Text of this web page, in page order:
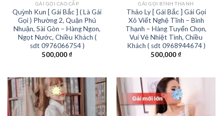
GÁI GỌI CAO CẤP
Quỳnh Kun [ Gái Bắc ] ( Là Gái
Gọi ) Phường 2, Quận Phú
Nhuận, Sài Gòn – Hàng Ngon,
Ngọt Nước, Chiều Khách (
sdt 0976066754 )
500,000₫
GÁI GỌI BÌNH THẠNH
Thảo Ly [ Gái Bắc ] Gái Gọi
Xô Viết Nghệ Tĩnh – Bình
Thạnh – Hàng Tuyển Chọn,
Vui Vẻ Nhiệt Tình, Chiều
Khách ( sdt 0968944674 )
500,000₫